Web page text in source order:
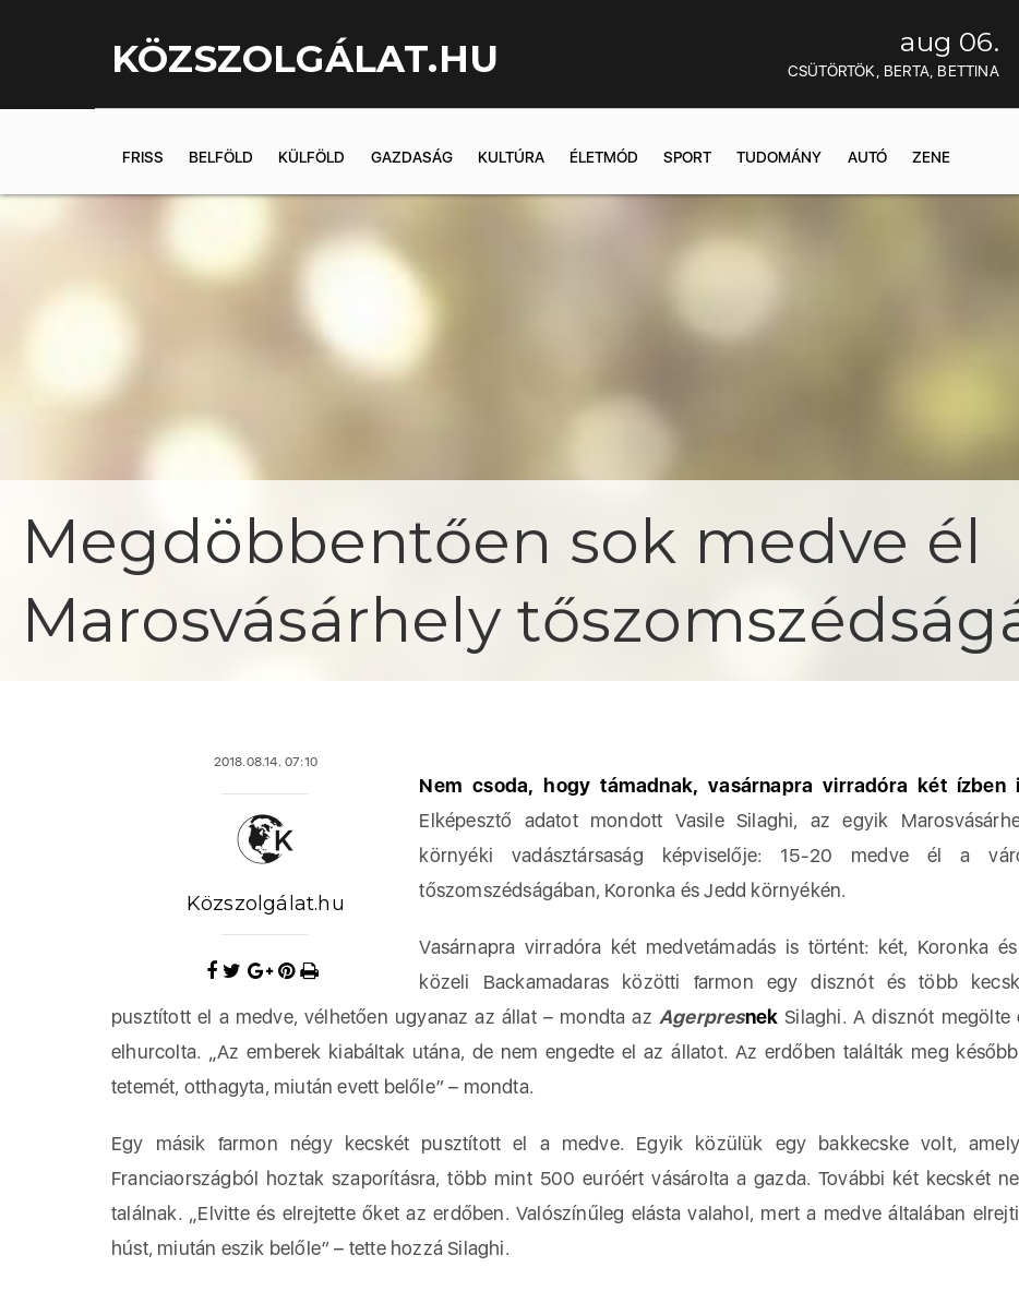
KÖZSZOLGÁLAT.HU aug 06.
CSÜTÖRTÖK, BERTA, BETTINA
FRISS BELFÖLD KÜLFÖLD GAZDASÁG KULTÚRA ÉLETMÓD SPORT TUDOMÁNY AUTÓ ZENE
Megdöbbentően sok medve él
Marosvásárhely
2018.08.14. 07:10
Közszolgálat.hu
Nem csoda, hogy támadnak, vasárnapra virradóra két ízben
Elképesztő adatot mondott Vasile Silaghi, az egyik
környéki vadásztársaság képviselője: 15-20 medve él a
tőszomszédságában, Koronka és Jedd környékén.
Vasárnapra virradóra két medvetámadás is történt: két, Koronka
közeli Backamadaras közötti farmon egy disznót és több
pusztított el a medve, vélhetően ugyanaz az állat – mondta az Agerpresnek Silaghi. A disznót megölte
elhurcolta. „Az emberek kiabáltak utána, de nem engedte el az állatot. Az erdőben találták meg
tetemét, otthagyta, miután evett belőle” – mondta.
Egy másik farmon négy kecskét pusztított el a medve. Egyik közülük egy bakkecske volt,
Franciaországból hoztak szaporításra, több mint 500 euróért vásárolta a gazda. További két kecskét
találnak. „Elvitte és elrejtette őket az erdőben. Valószínűleg elásta valahol, mert a medve általában
húst, miután eszik belőle” – tette hozzá Silaghi.